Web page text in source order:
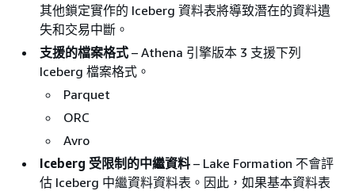
其他鎖定實作的 Iceberg 資料表將導致潛在的資料遺
失和交易中斷。
支援的檔案格式 – Athena 引擎版本 3 支援下列
Iceberg 檔案格式。
Parquet
ORC
Avro
Iceberg 受限制的中繼資料 – Lake Formation 不會評
估 Iceberg 中繼資料資料表。因此，如果基本資料表